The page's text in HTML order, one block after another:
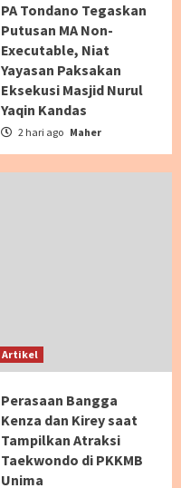
PA Tondano Tegaskan
Putusan MA Non-
Executable, Niat
Yayasan Paksakan
Eksekusi Masjid Nurul
Yaqin Kandas
2 hari ago Maher
Artikel
Perasaan Bangga
Kenza dan Kirey saat
Tampilkan Atraksi
Taekwondo di PKKMB
Unima